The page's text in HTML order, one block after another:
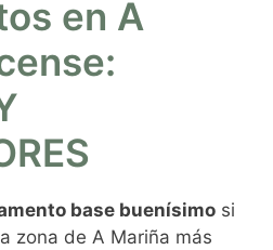
en A
base buenísimo si
zona de A Mariña más